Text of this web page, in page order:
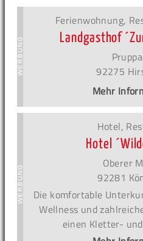
Ferienwohnung,
Landgasthof
92275
Mehr
Hotel,
Hotel
Oberer
92281
Die komfortable
Wellness und
einen Kletter-